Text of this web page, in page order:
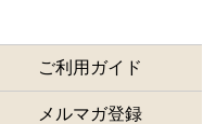
ご利用ガイド
メルマガ登録